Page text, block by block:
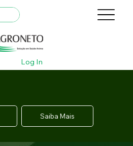
Log In
Saiba Mais